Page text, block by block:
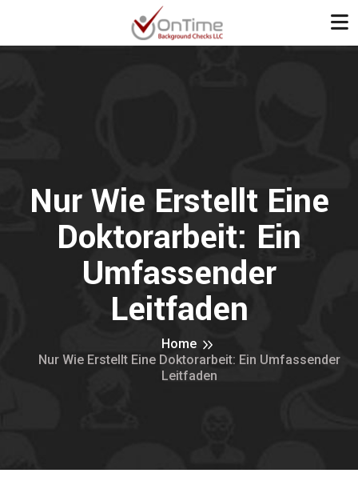
Nur Wie Erstellt Eine
Doktorarbeit: Ein
Umfassender
Leitfaden
Home
Nur Wie Erstellt Eine Doktorarbeit: Ein Umfassender
Leitfaden